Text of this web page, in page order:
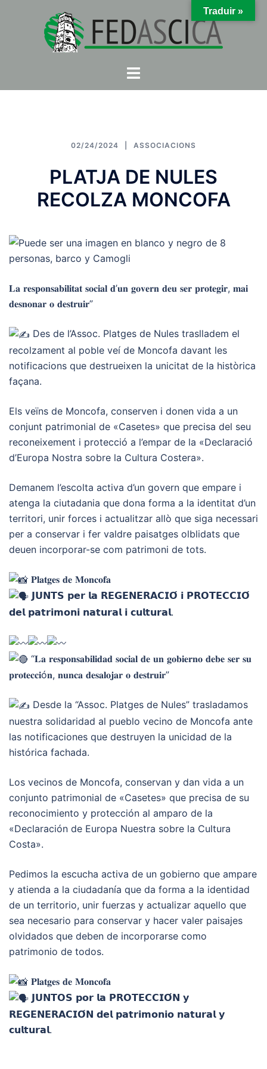
Toggle
02/24/2024 ASSOCIACIONS
PLATJA DE NULES
RECOLZA MONCOFA
𝐋𝐚 𝐫𝐞𝐬𝐩𝐨𝐧𝐬𝐚𝐛𝐢𝐥𝐢𝐭𝐚𝐭 𝐬𝐨𝐜𝐢𝐚𝐥 𝐝’𝐮𝐧 𝐠𝐨𝐯𝐞𝐫𝐧 𝐝𝐞𝐮 𝐬𝐞𝐫 𝐩𝐫𝐨𝐭𝐞𝐠𝐢𝐫, 𝐦𝐚𝐢
𝐝𝐞𝐬𝐧𝐨𝐧𝐚𝐫 𝐨 𝐝𝐞𝐬𝐭𝐫𝐮𝐢𝐫”
Des de l’Assoc. Platges de Nules traslladem el
recolzament al poble veí de Moncofa davant les
notificacions que destrueixen la unicitat de la històrica
façana.
Els veïns de Moncofa, conserven i donen vida a un
conjunt patrimonial de «Casetes» que precisa del seu
reconeixement i protecció a l’empar de la «Declaració
d’Europa Nostra sobre la Cultura Costera».
Demanem l’escolta activa d’un govern que empare i
atenga la ciutadania que dona forma a la identitat d’un
territori, unir forces i actualitzar allò que siga necessari
per a conservar i fer valdre paisatges olblidats que
deuen incorporar-se com patrimoni de tots.
𝐏𝐥𝐚𝐭𝐠𝐞𝐬 𝐝𝐞 𝐌𝐨𝐧𝐜𝐨𝐟𝐚
𝗝𝗨𝗡𝗧𝗦 𝗽𝗲𝗿 𝗹𝗮 𝗥𝗘𝗚𝗘𝗡𝗘𝗥𝗔𝗖𝗜𝗢́ 𝗶 𝗣𝗥𝗢𝗧𝗘𝗖𝗖𝗜𝗢́
𝗱𝗲𝗹 𝗽𝗮𝘁𝗿𝗶𝗺𝗼𝗻𝗶 𝗻𝗮𝘁𝘂𝗿𝗮𝗹 𝗶 𝗰𝘂𝗹𝘁𝘂𝗿𝗮𝗹.
“𝐋𝐚 𝐫𝐞𝐬𝐩𝐨𝐧𝐬𝐚𝐛𝐢𝐥𝐢𝐝𝐚𝐝 𝐬𝐨𝐜𝐢𝐚𝐥 𝐝𝐞 𝐮𝐧 𝐠𝐨𝐛𝐢𝐞𝐫𝐧𝐨 𝐝𝐞𝐛𝐞 𝐬𝐞𝐫 𝐬𝐮
𝐩𝐫𝐨𝐭𝐞𝐜𝐜𝐢ó𝐧, 𝐧𝐮𝐧𝐜𝐚 𝐝𝐞𝐬𝐚𝐥𝐨𝐣𝐚𝐫 𝐨 𝐝𝐞𝐬𝐭𝐫𝐮𝐢𝐫”
Desde la “Assoc. Platges de Nules” trasladamos
nuestra solidaridad al pueblo vecino de Moncofa ante
las notificaciones que destruyen la unicidad de la
histórica fachada.
Los vecinos de Moncofa, conservan y dan vida a un
conjunto patrimonial de «Casetes» que precisa de su
reconocimiento y protección al amparo de la
«Declaración de Europa Nuestra sobre la Cultura
Costa».
Pedimos la escucha activa de un gobierno que ampare
y atienda a la ciudadanía que da forma a la identidad
de un territorio, unir fuerzas y actualizar aquello que
sea necesario para conservar y hacer valer paisajes
olvidados que deben de incorporarse como
patrimonio de todos.
𝐏𝐥𝐚𝐭𝐠𝐞𝐬 𝐝𝐞 𝐌𝐨𝐧𝐜𝐨𝐟𝐚
𝗝𝗨𝗡𝗧𝗢𝗦 𝗽𝗼𝗿 𝗹𝗮 𝗣𝗥𝗢𝗧𝗘𝗖𝗖𝗜𝗢́𝗡 𝘆
𝗥𝗘𝗚𝗘𝗡𝗘𝗥𝗔𝗖𝗜𝗢́𝗡 𝗱𝗲𝗹 𝗽𝗮𝘁𝗿𝗶𝗺𝗼𝗻𝗶𝗼 𝗻𝗮𝘁𝘂𝗿𝗮𝗹 𝘆
𝗰𝘂𝗹𝘁𝘂𝗿𝗮𝗹.
Traduir »